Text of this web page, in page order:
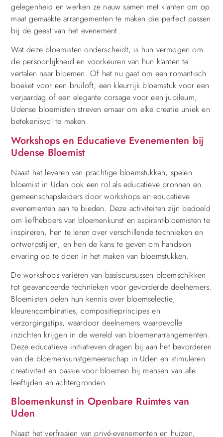
gelegenheid en werken ze nauw samen met klanten om op
maat gemaakte arrangementen te maken die perfect passen
bij de geest van het evenement.
Wat deze bloemisten onderscheidt, is hun vermogen om
de persoonlijkheid en voorkeuren van hun klanten te
vertalen naar bloemen. Of het nu gaat om een romantisch
boeket voor een bruiloft, een kleurrijk bloemstuk voor een
verjaardag of een elegante corsage voor een jubileum,
Udense bloemisten streven ernaar om elke creatie uniek en
betekenisvol te maken.
Workshops en Educatieve Evenementen bij
Udense Bloemist
Naast het leveren van prachtige bloemstukken, spelen
bloemist in Uden ook een rol als educatieve bronnen en
gemeenschapsleiders door workshops en educatieve
evenementen aan te bieden. Deze activiteiten zijn bedoeld
om liefhebbers van bloemenkunst en aspirant-bloemisten te
inspireren, hen te leren over verschillende technieken en
ontwerpstijlen, en hen de kans te geven om hands-on
ervaring op te doen in het maken van bloemstukken.
De workshops variëren van basiscursussen bloemschikken
tot geavanceerde technieken voor gevorderde deelnemers.
Bloemisten delen hun kennis over bloemselectie,
kleurencombinaties, compositieprincipes en
verzorgingstips, waardoor deelnemers waardevolle
inzichten krijgen in de wereld van bloemenarrangementen.
Deze educatieve initiatieven dragen bij aan het bevorderen
van de bloemenkunstgemeenschap in Uden en stimuleren
creativiteit en passie voor bloemen bij mensen van alle
leeftijden en achtergronden.
Bloemenkunst in Openbare Ruimtes van
Uden
Naast het verfraaien van privé-evenementen en huizen,